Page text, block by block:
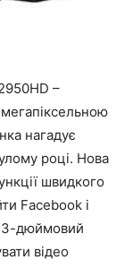
–
нагадує
році. Нова
швидкого
Facebook і
3-дюймовий
відео